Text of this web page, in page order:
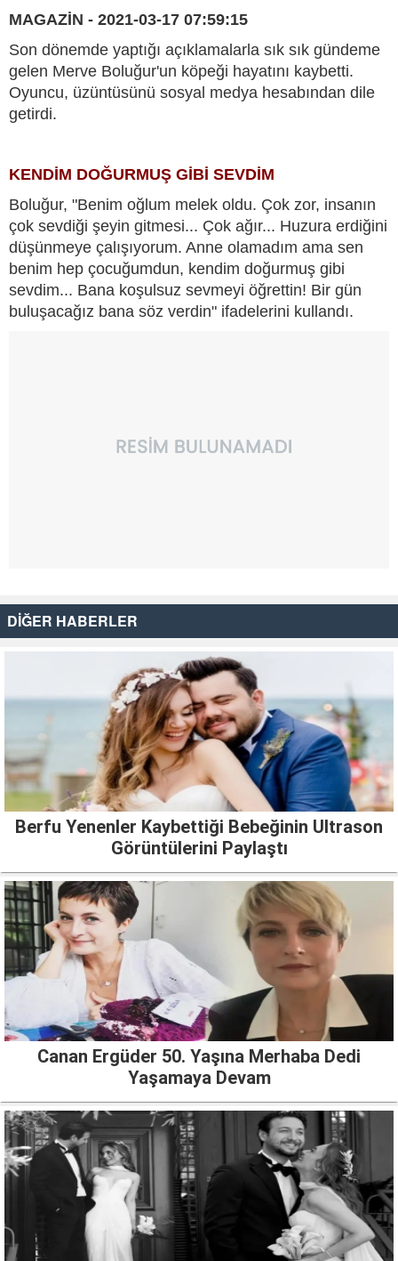
MAGAZİN - 2021-03-17 07:59:15
Son dönemde yaptığı açıklamalarla sık sık gündeme
gelen Merve Boluğur'un köpeği hayatını kaybetti.
Oyuncu, üzüntüsünü sosyal medya hesabından dile
getirdi.
KENDİM DOĞURMUŞ GİBİ SEVDİM
Boluğur, "Benim oğlum melek oldu. Çok zor, insanın
çok sevdiği şeyin gitmesi... Çok ağır... Huzura erdiğini
düşünmeye çalışıyorum. Anne olamadım ama sen
benim hep çocuğumdun, kendim doğurmuş gibi
sevdim... Bana koşulsuz sevmeyi öğrettin! Bir gün
buluşacağız bana söz verdin" ifadelerini kullandı.
DİĞER HABERLER
Berfu Yenenler Kaybettiği Bebeğinin Ultrason
Görüntülerini Paylaştı
Canan Ergüder 50. Yaşına Merhaba Dedi
Yaşamaya Devam